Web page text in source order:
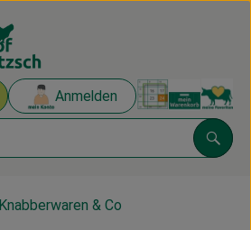
Anmelden
öffnen oder
& Co